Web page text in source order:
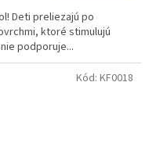
Deti preliezajú po
ktoré stimulujú
podporuje...
Kód: KF0018